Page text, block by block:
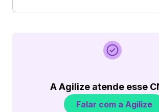
A Agilize atende esse
Falar com a Agilize